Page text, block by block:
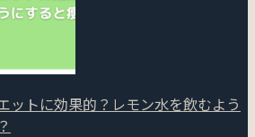
ットに効果的？レモン水を飲むよう